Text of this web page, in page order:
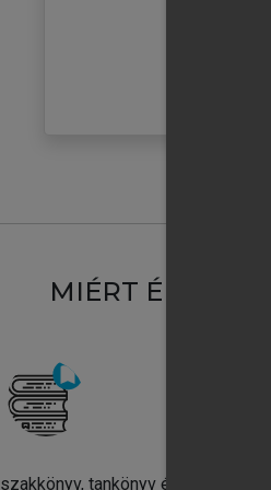
MIÉRT
szakkönyv, tankönyv és